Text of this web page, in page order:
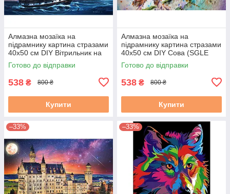
Алмазна мозаїка на
підрамнику картина стразами
40х50 см DIY Вітрильник на
хвилях (SGLE 71717)
Готово до відправки
538 ₴ 800 ₴
Купити
Алмазна мозаїка на
підрамнику картина стразами
40х50 см DIY Сова (SGLE
71267 - F)
Готово до відправки
538 ₴ 800 ₴
Купити
–33% –33%